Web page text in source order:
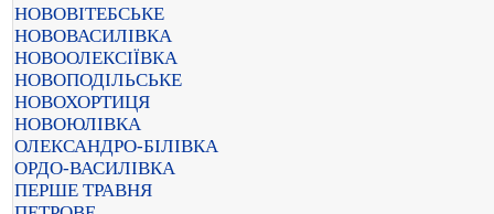
НОВОВІТЕБСЬКЕ
НОВОВАСИЛІВКА
НОВООЛЕКСІЇВКА
НОВОПОДІЛЬСЬКЕ
НОВОХОРТИЦЯ
НОВОЮЛІВКА
ОЛЕКСАНДРО-БІЛІВКА
ОРДО-ВАСИЛІВКА
ПЕРШЕ ТРАВНЯ